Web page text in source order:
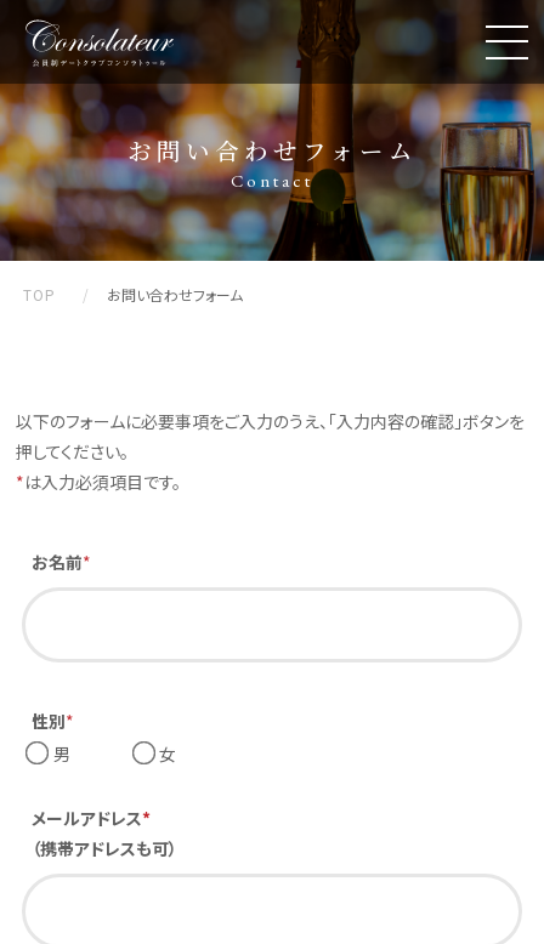
お問い合わせフォーム
Contact
TOP お問い合わせフォーム
以下のフォームに必要事項をご入力のうえ、「入力内容の確認」ボタンを
押してください。
*は入力必須項目です。
お名前*
性別*
男
女
メールアドレス*
（携帯アドレスも可）